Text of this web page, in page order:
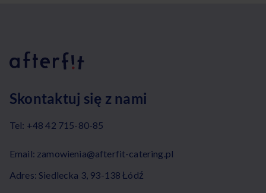
Skontaktuj się z nami
Tel: +48 42 715-80-85
Email: zamowienia@afterfit-catering.pl
Adres: Siedlecka 3, 93-138 Łódź